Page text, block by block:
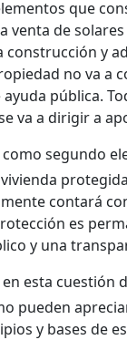
que
venta de
construcción y
no va a
pública.
va a dirigir a
como segundo
contará
es
y una
en esta cuestión
pueden
y bases de